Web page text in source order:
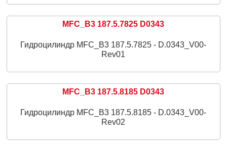
MFC_B3 187.5.7825 D0343
Гидроцилиндр MFC_B3 187.5.7825 - D.0343_V00-
Rev01
MFC_B3 187.5.8185 D0343
Гидроцилиндр MFC_B3 187.5.8185 - D.0343_V00-
Rev02